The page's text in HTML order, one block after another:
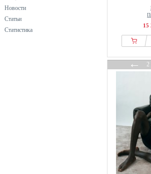
J.lindeberg
Jack & Jones
Jan Vanderstorm
Новости
Статьи
Статистика
15
←2